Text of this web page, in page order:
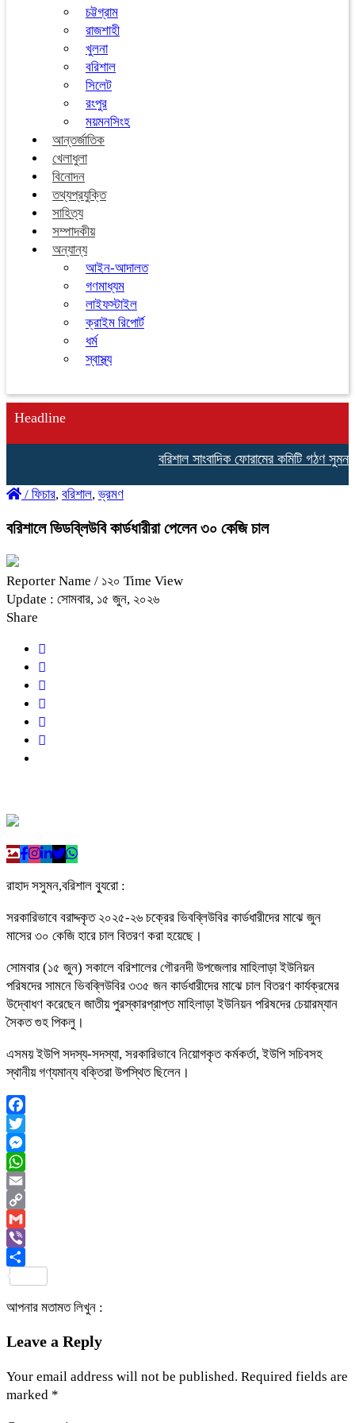
চট্টগ্রাম
রাজশাহী
খুলনা
বরিশাল
সিলেট
রংপুর
ময়মনসিংহ
আন্তর্জাতিক
খেলাধুলা
বিনোদন
তথ্যপ্রযুক্তি
সাহিত্য
সম্পাদকীয়
অন্যান্য
আইন-আদালত
গণমাধ্যম
লাইফস্টাইল
ক্রাইম রিপোর্ট
ধর্ম
স্বাস্থ্য
Headline
বরিশাল সাংবাদিক ফোরামের কমিটি গঠণ সুমন
/ ফিচার, বরিশাল,ভ্রমণ
বরিশালে ভিডব্লিউবি কার্ডধারীরা পেলেন ৩০ কেজি চাল
Reporter Name / ১২০ Time View
Update : সোমবার, ১৫ জুন, ২০২৬
Share
রাহাদ সসুমন,বরিশাল ব্যুরো :
সরকারিভাবে বরাদ্দকৃত ২০২৫-২৬ চক্রের ভিবব্লিউবির কার্ডধারীদের মাঝে জুন
মাসের ৩০ কেজি হারে চাল বিতরণ করা হয়েছে।
সোমবার (১৫ জুন) সকালে বরিশালের গৌরনদী উপজেলার মাহিলাড়া ইউনিয়ন
পরিষদের সামনে ভিবব্লিউবির ৩৩৫ জন কার্ডধারীদের মাঝে চাল বিতরণ কার্যক্রমের
উদ্বোধণ করেছেন জাতীয় পুরস্কারপ্রাপ্ত মাহিলাড়া ইউনিয়ন পরিষদের চেয়ারম্যান
সৈকত গুহ পিকলু।
এসময় ইউপি সদস্য-সদস্যা, সরকারিভাবে নিয়োগকৃত কর্মকর্তা, ইউপি সচিবসহ
স্থানীয় গণ্যমান্য বক্তিরা উপস্থিত ছিলেন।
Facebook
Twitter
Messenger
WhatsApp
Email
Copy
Link
Gmail
Viber
আপনার মতামত লিখুন :
Leave a Reply
Your email address will not be published. Required fields are
marked *